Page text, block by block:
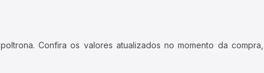
Confira os valores atualizados no momento da